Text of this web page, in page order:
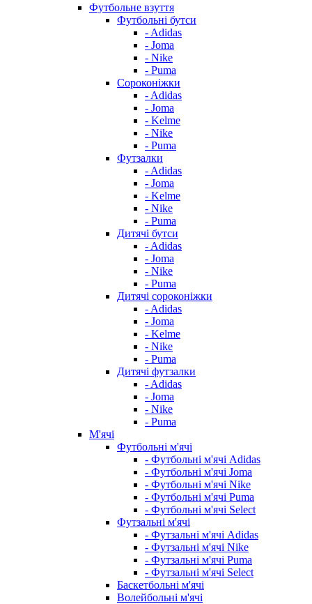
Футбольне взуття
Футбольні бутси
- Adidas
- Joma
- Nike
- Puma
Сороконіжки
- Adidas
- Joma
- Kelme
- Nike
- Puma
Футзалки
- Adidas
- Joma
- Kelme
- Nike
- Puma
Дитячі бутси
- Adidas
- Joma
- Nike
- Puma
Дитячі сороконіжки
- Adidas
- Joma
- Kelme
- Nike
- Puma
Дитячі футзалки
- Adidas
- Joma
- Nike
- Puma
М'ячі
Футбольні м'ячі
- Футбольні м'ячі Adidas
- Футбольні м'ячі Joma
- Футбольні м'ячі Nike
- Футбольні м'ячі Puma
- Футбольні м'ячі Select
Футзальні м'ячі
- Футзальні м'ячі Adidas
- Футзальні м'ячі Nike
- Футзальні м'ячі Puma
- Футзальні м'ячі Select
Баскетбольні м'ячі
Волейбольні м'ячі